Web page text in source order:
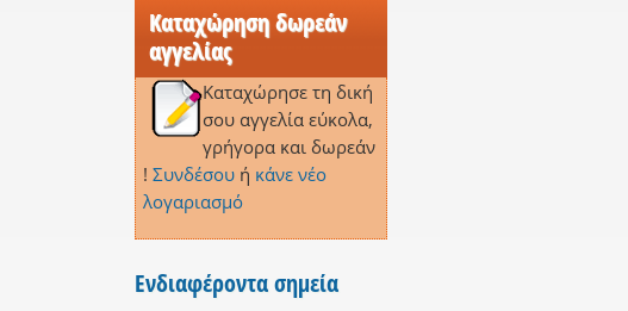
Καταχώρηση δωρεάν
αγγελίας
Καταχώρησε τη δική
σου αγγελία εύκολα,
γρήγορα και δωρεάν
! Συνδέσουή κάνε νέο
λογαριασμό
Ενδιαφέροντα σημεία